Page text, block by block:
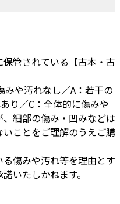
管されている【古本・古
や汚れなし／A：若干の
り／C：全体的に傷みや
細部の傷み・凹みなどは
ことをご理解のうえご購
傷みや汚れ等を理由とす
いたしかねます。